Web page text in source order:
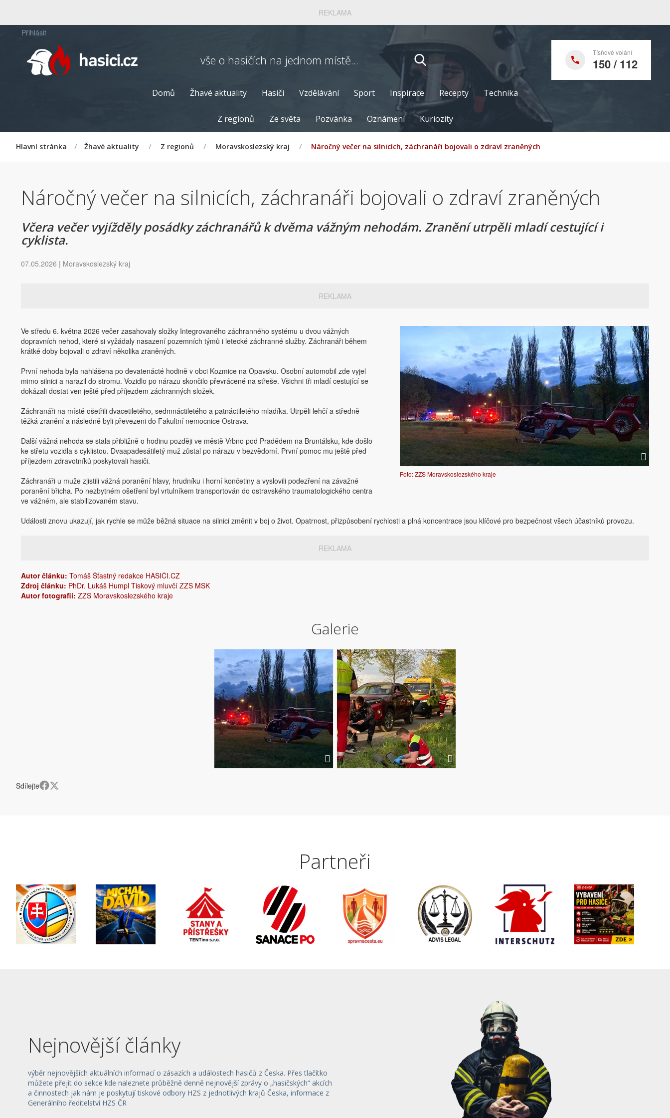
REKLAMA
Přihlásit
vše o hasičích na jednom místě... Tísňové volání
150 / 112
Domů Žhavé aktuality Hasiči Vzdělávání Sport Inspirace Recepty Technika
Z regionů Ze světa Pozvánka Oznámení Kuriozity
Hlavní stránka / Žhavé aktuality / Z regionů / Moravskoslezský kraj / Náročný večer na silnicích, záchranáři bojovali o zdraví zraněných
Náročný večer na silnicích, záchranáři bojovali o zdraví zraněných
Včera večer vyjížděly posádky záchranářů k dvěma vážným nehodám. Zranění utrpěli mladí cestující i
cyklista.
07.05.2026 | Moravskoslezský kraj
REKLAMA
Foto: ZZS Moravskoslezského kraje
Ve středu 6. května 2026 večer zasahovaly složky Integrovaného záchranného systému u dvou vážných
dopravních nehod, které si vyžádaly nasazení pozemních týmů i letecké záchranné služby. Záchranáři během
krátké doby bojovali o zdraví několika zraněných.
První nehoda byla nahlášena po devatenácté hodině v obci Kozmice na Opavsku. Osobní automobil zde vyjel
mimo silnici a narazil do stromu. Vozidlo po nárazu skončilo převrácené na střeše. Všichni tři mladí cestující se
dokázali dostat ven ještě před příjezdem záchranných složek.
Záchranáři na místě ošetřili dvacetiletého, sedmnáctiletého a patnáctiletého mladíka. Utrpěli lehčí a středně
těžká zranění a následně byli převezeni do Fakultní nemocnice Ostrava.
Další vážná nehoda se stala přibližně o hodinu později ve městě Vrbno pod Pradědem na Bruntálsku, kde došlo
ke střetu vozidla s cyklistou. Dvaapadesátiletý muž zůstal po nárazu v bezvědomí. První pomoc mu ještě před
příjezdem zdravotníků poskytovali hasiči.
Záchranáři u muže zjistili vážná poranění hlavy, hrudníku i horní končetiny a vyslovili podezření na závažné
poranění břicha. Po nezbytném ošetření byl vrtulníkem transportován do ostravského traumatologického centra
ve vážném, ale stabilizovaném stavu.
Události znovu ukazují, jak rychle se může běžná situace na silnici změnit v boj o život. Opatrnost, přizpůsobení rychlosti a plná koncentrace jsou klíčové pro bezpečnost všech účastníků provozu.
REKLAMA
Autor článku: Tomáš Šťastný redakce HASIČI.CZ
Zdroj článku: PhDr. Lukáš Humpl Tiskový mluvčí ZZS MSK
Autor fotografií: ZZS Moravskoslezského kraje
Galerie
Sdílejte
Partneři
Nejnovější články
výběr nejnovějších aktuálních informací o zásazích a událostech hasičů z Česka. Přes tlačítko
můžete přejít do sekce kde naleznete průběžně denně nejnovější zprávy o „hasičských“ akcích
a činnostech jak nám je poskytují tiskové odbory HZS z jednotlivých krajů Česka, informace z
Generálního ředitelství HZS ČR